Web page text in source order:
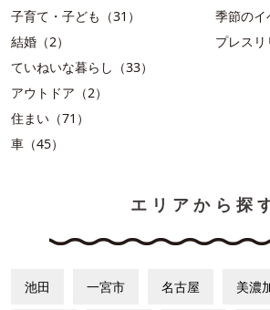
子育て・子ども（31）
結婚（2）
ていねいな暮らし（33）
アウトドア（2）
住まい（71）
車（45）
季節のイ
プレスリ
エリアから探
池田 一宮市 名古屋 美濃